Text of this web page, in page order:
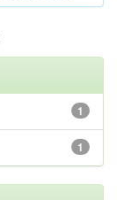
1
1